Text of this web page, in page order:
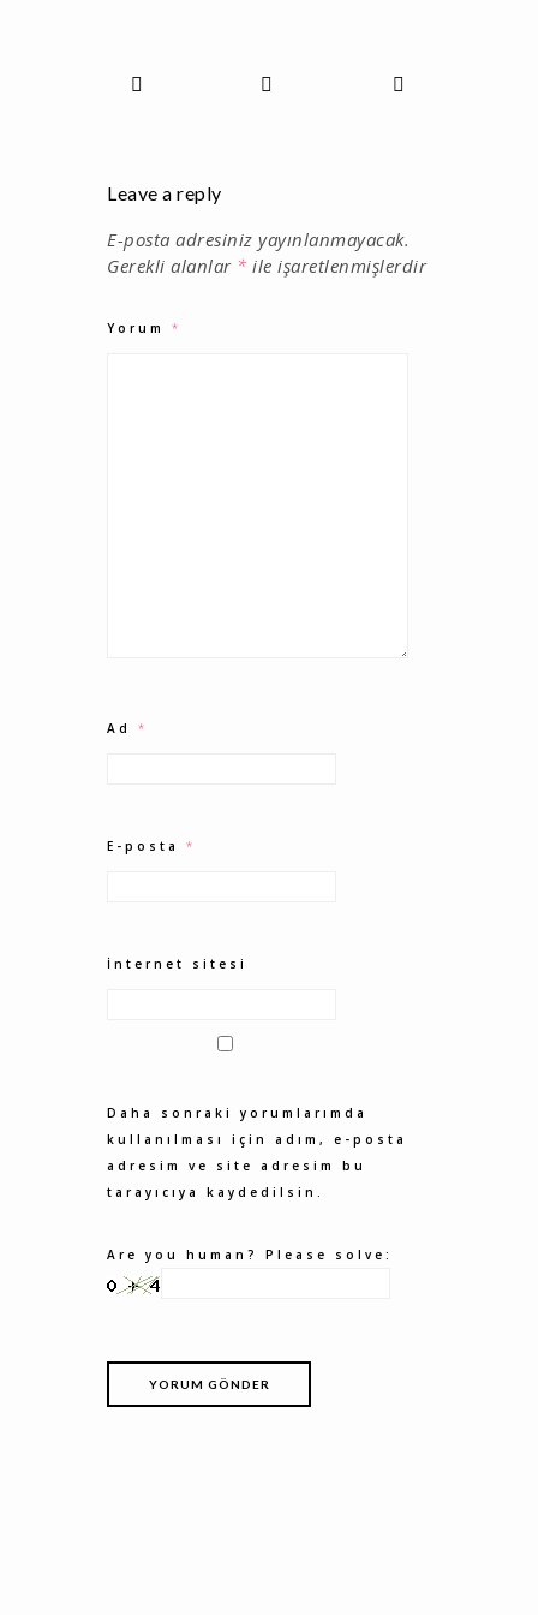
Leave a reply
E-posta adresiniz yayınlanmayacak.
Gerekli alanlar *ile işaretlenmişlerdir
Yorum *
Ad *
E-posta *
İnternet sitesi
Daha sonraki yorumlarımda
kullanılması için adım, e-posta
adresim ve site adresim bu
tarayıcıya kaydedilsin.
Are you human? Please solve: